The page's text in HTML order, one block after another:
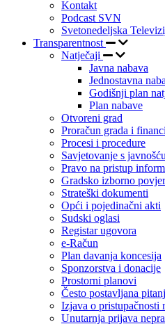
Kontakt
Podcast SVN
Svetonedeljska
Transparentnost
Natječaji
Javna nabava
Jednostavna
Godišnji plan
Plan nabave
Otvoreni grad
Proračun grada i
Procesi i procedure
Savjetovanje s javnošću
Pravo na pristup
Gradsko izborno
Strateški dokumenti
Opći i pojedinačni akti
Sudski oglasi
Registar ugovora
e-Račun
Plan davanja koncesija
Sponzorstva i donacije
Prostorni planovi
Često postavljana
Izjava o pristupačnosti
Unutarnja prijava